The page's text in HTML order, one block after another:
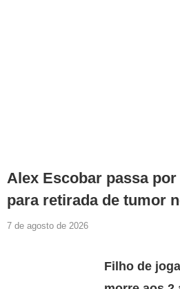
Alex Escobar passa
para retirada de tumor
7 de agosto de 2026
Filho de